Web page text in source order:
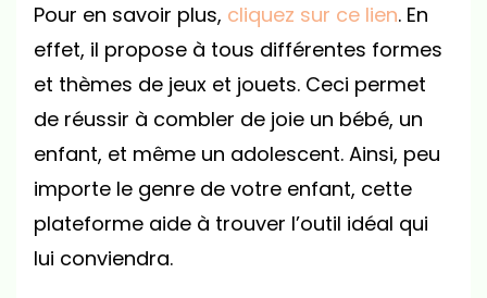
Pour en savoir plus, cliquez sur ce lien. En
effet, il propose à tous différentes formes
et thèmes de jeux et jouets. Ceci permet
de réussir à combler de joie un bébé, un
enfant, et même un adolescent. Ainsi, peu
importe le genre de votre enfant, cette
plateforme aide à trouver l’outil idéal qui
lui conviendra.